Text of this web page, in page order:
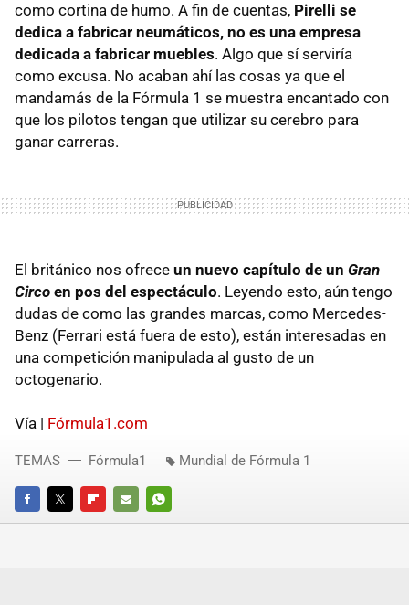
como cortina de humo. A fin de cuentas, Pirelli se
dedica a fabricar neumáticos, no es una empresa
dedicada a fabricar muebles. Algo que sí serviría
como excusa. No acaban ahí las cosas ya que el
mandamás de la Fórmula 1 se muestra encantado con
que los pilotos tengan que utilizar su cerebro para
ganar carreras.
El británico nos ofrece un nuevo capítulo de un Gran
Circo en pos del espectáculo. Leyendo esto, aún tengo
dudas de como las grandes marcas, como Mercedes-
Benz (Ferrari está fuera de esto), están interesadas en
una competición manipulada al gusto de un
octogenario.
Vía | Fórmula1.com
FACEBOOKTWITTERFLIPBOARD
E-
WHATSAPP
TEMAS Fórmula1 Mundial de Fórmula 1